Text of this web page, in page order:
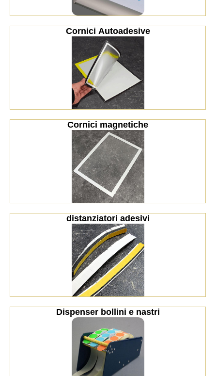
Cornici Autoadesive
Cornici magnetiche
distanziatori adesivi
Dispenser bollini e nastri